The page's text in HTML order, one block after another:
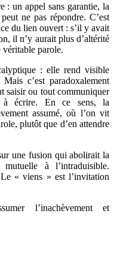
: un appel sans garantie, la
ne pas répondre. C’est
du lien ouvert : s’il y avait
il n’y aurait plus d’altérité
parole.
: elle rend visible
c’est paradoxalement
saisir ou tout communiquer
à écrire. En ce sens, la
assumé, où l’on vit
plutôt que d’en attendre
une fusion qui abolirait la
à l’intraduisible.
« viens » est l’invitation
l’inachèvement et